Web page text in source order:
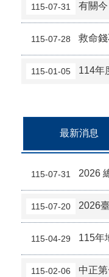
115-07-31 有關今（31）
115-07-28 救命錢不能丟
115-01-05 114年
最新消息
115-07-31 2026
115-07-20 2026
115-04-29 115年地方
115-02-06 中正第一